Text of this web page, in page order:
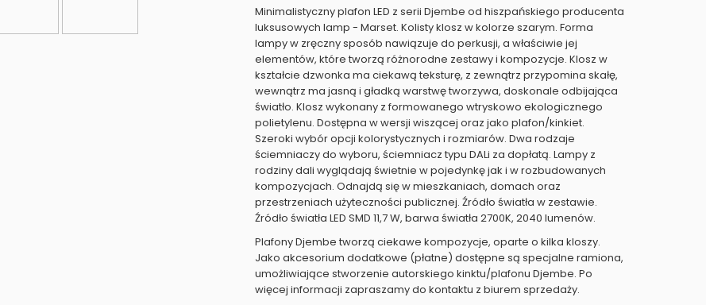
Minimalistyczny plafon LED z serii Djembe od hiszpańskiego producenta
luksusowych lamp - Marset. Kolisty klosz w kolorze szarym. Forma
lampy w zręczny sposób nawiązuje do perkusji, a właściwie jej
elementów, które tworzą różnorodne zestawy i kompozycje. Klosz w
kształcie dzwonka ma ciekawą teksturę, z zewnątrz przypomina skałę,
wewnątrz ma jasną i gładką warstwę tworzywa, doskonale odbijająca
światło. Klosz wykonany z formowanego wtryskowo ekologicznego
polietylenu. Dostępna w wersji wiszącej oraz jako plafon/kinkiet.
Szeroki wybór opcji kolorystycznych i rozmiarów. Dwa rodzaje
ściemniaczy do wyboru, ściemniacz typu DALi za dopłatą. Lampy z
rodziny dali wyglądają świetnie w pojedynkę jak i w rozbudowanych
kompozycjach. Odnajdą się w mieszkaniach, domach oraz
przestrzeniach użyteczności publicznej. Źródło światła w zestawie.
Źródło światła LED SMD 11,7 W, barwa światła 2700K, 2040 lumenów.
Plafony Djembe tworzą ciekawe kompozycje, oparte o kilka kloszy.
Jako akcesorium dodatkowe (płatne) dostępne są specjalne ramiona,
umożliwiające stworzenie autorskiego kinktu/plafonu Djembe. Po
więcej informacji zapraszamy do kontaktu z biurem sprzedaży.